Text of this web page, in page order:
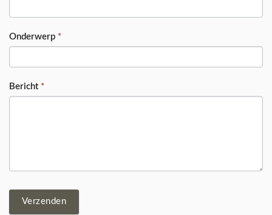
Onderwerp *
Bericht *
Verzenden